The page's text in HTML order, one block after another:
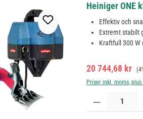
Heiniger ONE
Effektiv och
Extremt stabilt
Kraftfull 300
20 744,68 kr
Priser inkl. moms,
Produktkvantitet: